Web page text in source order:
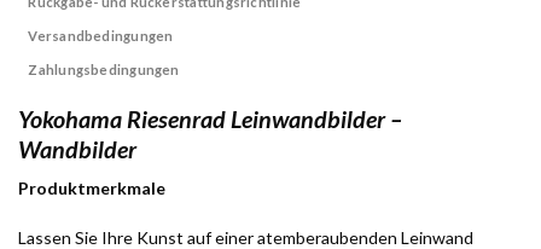
Versandbedingungen
Zahlungsbedingungen
Yokohama Riesenrad Leinwandbilder –
Wandbilder
Produktmerkmale
Lassen Sie Ihre Kunst auf einer atemberaubenden Leinwand